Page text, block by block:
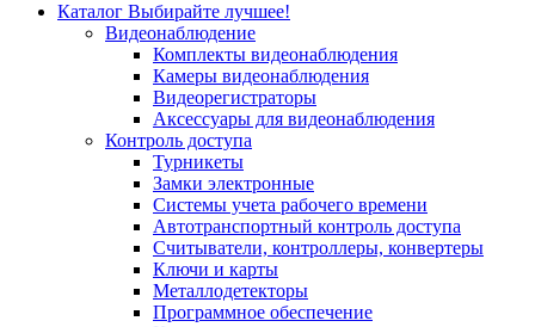
Каталог Выбирайте лучшее!
Видеонаблюдение
Комплекты видеонаблюдения
Камеры видеонаблюдения
Видеорегистраторы
Аксессуары для видеонаблюдения
Контроль доступа
Турникеты
Замки электронные
Системы учета рабочего времени
Автотранспортный контроль доступа
Считыватели, контроллеры, конвертеры
Ключи и карты
Металлодетекторы
Программное обеспечение